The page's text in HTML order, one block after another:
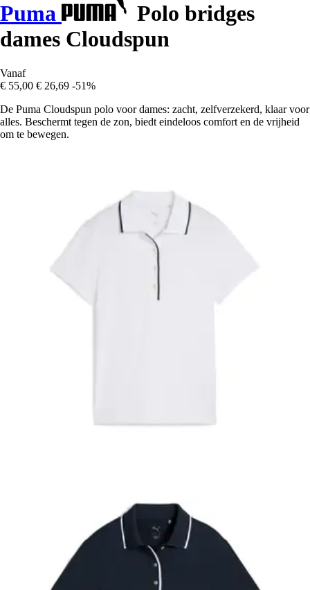
Puma
Polo bridges
dames Cloudspun
Vanaf
€ 55,00 € 26,69 -51%
De Puma Cloudspun polo voor dames: zacht, zelfverzekerd, klaar voor
alles. Beschermt tegen de zon, biedt eindeloos comfort en de vrijheid
om te bewegen.